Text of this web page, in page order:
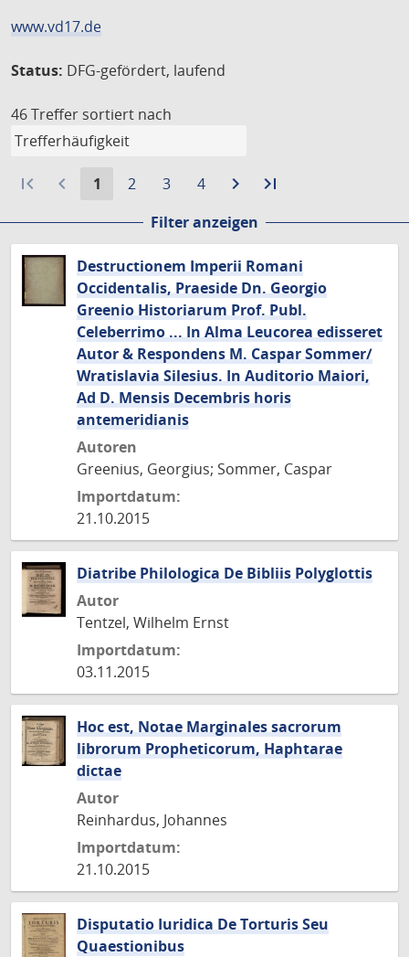
www.vd17.de
Status: DFG-gefördert, laufend
46 Treffer sortiert nach
first_page navigate_before
Aktuelle
1
Gehe
Seite
2
Gehe
Seite
3
Gehe
Seite
4 navigate_next
Zur
Seite
last_page
Seite
Filter anzeigen
Destructionem Imperii Romani
Occidentalis, Praeside Dn. Georgio
Greenio Historiarum Prof. Publ.
Celeberrimo ... In Alma Leucorea edisseret
Autor & Respondens M. Caspar Sommer/
Wratislavia Silesius. In Auditorio Maiori,
Ad D. Mensis Decembris horis
antemeridianis
Autoren
Greenius, Georgius; Sommer, Caspar
Importdatum:
21.10.2015
Diatribe Philologica De Bibliis Polyglottis
Autor
Tentzel, Wilhelm Ernst
Importdatum:
03.11.2015
Hoc est, Notae Marginales sacrorum
librorum Propheticorum, Haphtarae
dictae
Autor
Reinhardus, Johannes
Importdatum:
21.10.2015
Disputatio Iuridica De Torturis Seu
Quaestionibus